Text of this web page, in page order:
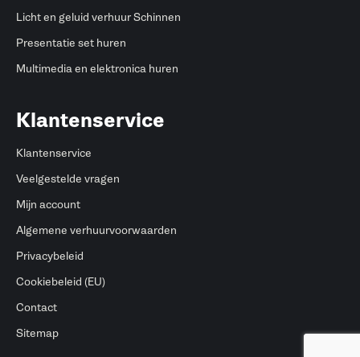
Licht en geluid verhuur Schinnen
Presentatie set huren
Multimedia en elektronica huren
Klantenservice
Klantenservice
Veelgestelde vragen
Mijn account
Algemene verhuurvoorwaarden
Privacybeleid
Cookiebeleid (EU)
Contact
Sitemap